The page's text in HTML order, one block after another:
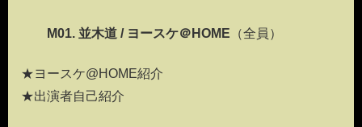
M01. 並木道 / ヨースケ＠HOME （全員）
★ヨースケ@HOME紹介
★出演者自己紹介